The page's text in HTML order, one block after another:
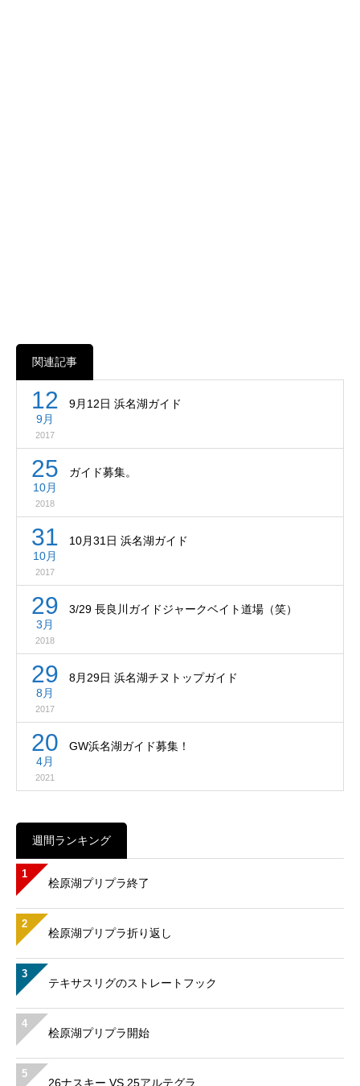
関連記事
12
9月
2017
9月12日 浜名湖ガイド
25
10月
2018
ガイド募集。
31
10月
2017
10月31日 浜名湖ガイド
29
3月
2018
3/29 長良川ガイドジャークベイト道場（笑）
29
8月
2017
8月29日 浜名湖チヌトップガイド
20
4月
2021
GW浜名湖ガイド募集！
週間ランキング
1
桧原湖プリプラ終了
2
桧原湖プリプラ折り返し
3
テキサスリグのストレートフック
4
桧原湖プリプラ開始
5
26ナスキー VS 25アルテグラ